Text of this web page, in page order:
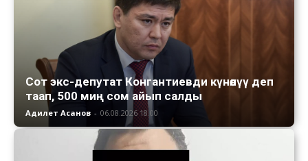
Сот экс-депутат Конгантиевди күнөөлүү деп
таап, 500 миң сом айып салды
Адилет Асанов - 06.08.2026 18:00